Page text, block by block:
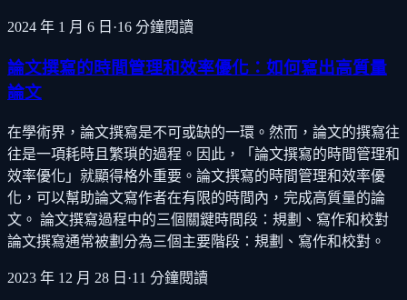
2024 年 1 月 6 日 ·16 分鐘閱讀
論文撰寫的時間管理和效率優化：如何寫出高質量
論文
在學術界，論文撰寫是不可或缺的一環。然而，論文的撰寫往
往是一項耗時且繁瑣的過程。因此，「論文撰寫的時間管理和
效率優化」就顯得格外重要。論文撰寫的時間管理和效率優
化，可以幫助論文寫作者在有限的時間內，完成高質量的論
文。 論文撰寫過程中的三個關鍵時間段：規劃、寫作和校對
論文撰寫通常被劃分為三個主要階段：規劃、寫作和校對。
2023 年 12 月 28 日 ·11 分鐘閱讀